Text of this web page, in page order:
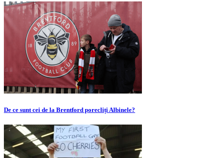
De ce sunt cei de la Brentford porecliți Albinele?